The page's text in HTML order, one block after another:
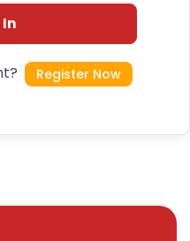
In
Register Now